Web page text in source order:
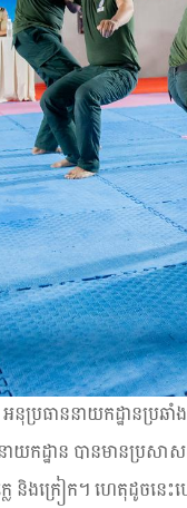
ននាយកដ្ឋានប្រឆាំងប
ដ្ឋាន បានមានប្រសាស
លេ និងក្រៀក។ ហេតុដូចន